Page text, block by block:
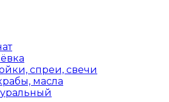
спреи, свечи
масла